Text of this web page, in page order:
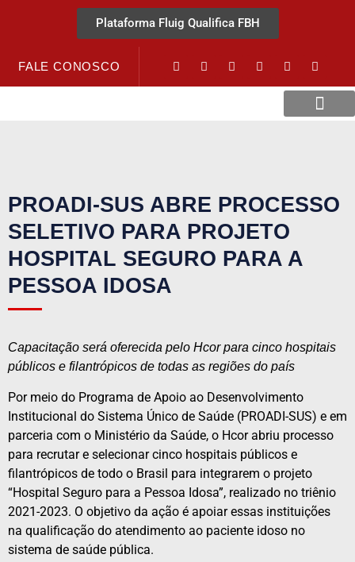
Plataforma Fluig Qualifica FBH
FALE CONOSCO
PROADI-SUS ABRE PROCESSO
SELETIVO PARA PROJETO
HOSPITAL SEGURO PARA A
PESSOA IDOSA
Capacitação será oferecida pelo Hcor para cinco hospitais
públicos e filantrópicos de todas as regiões do país
Por meio do Programa de Apoio ao Desenvolvimento
Institucional do Sistema Único de Saúde (PROADI-SUS) e em
parceria com o Ministério da Saúde, o Hcor abriu processo
para recrutar e selecionar cinco hospitais públicos e
filantrópicos de todo o Brasil para integrarem o projeto
“Hospital Seguro para a Pessoa Idosa”, realizado no triênio
2021-2023. O objetivo da ação é apoiar essas instituições
na qualificação do atendimento ao paciente idoso no
sistema de saúde pública.